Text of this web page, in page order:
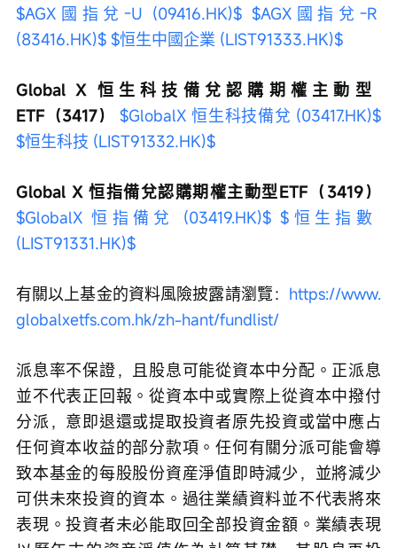
$AGX國指兌-U (09416.HK)$ $AGX國指兌-R
(83416.HK)$ $恒生中國企業 (LIST91333.HK)$
Global X 恒生科技備兌認購期權主動型
ETF（3417）
$GlobalX 恒生科技備兌 (03417.HK)$
$恒生科技 (LIST91332.HK)$
Global X 恒指備兌認購期權主動型ETF（3419）
$GlobalX 恒指備兌 (03419.HK)$ $恒生指數
(LIST91331.HK)$
有關以上基金的資料風險披露請瀏覽： https://www.
globalxetfs.com.hk/zh-hant/fundlist/
派息率不保證，且股息可能從資本中分配。正派息
並不代表正回報。從資本中或實際上從資本中撥付
分派，意即退還或提取投資者原先投資或當中應占
任何資本收益的部分款項。任何有關分派可能會導
致本基金的每股股份資産淨值即時減少，並將減少
可供未來投資的資本。過往業績資料並不代表將來
表現。投資者未必能取回全部投資金額。業績表現